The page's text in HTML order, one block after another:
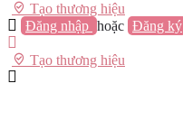
Tạo thương hiệu
Đăng nhập hoặc Đăng ký
Tạo thương hiệu